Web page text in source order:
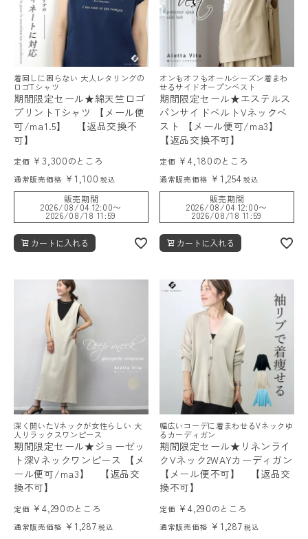
着回しに困らない 大人レタリングの
ロゴTシャツ
期間限定セール★綿天竺ロゴ
プリントTシャツ 【メール便
可/ma1.5】 【返品交換不
可】
定価 ¥3,300のところ
通常販売価格 ¥ 1,100 税込
販売期間
2026/08/04 12:00〜
2026/08/18 11:59
カートに入れる
オンもオフもオールシーズン着まわ
せるサイドオープンベスト
期間限定セール★エステルス
パンサイドベルトVネックベ
スト 【メール便可/ma3】
【返品交換不可】
定価 ¥4,180のところ
通常販売価格 ¥ 1,254 税込
販売期間
2026/08/04 12:00〜
2026/08/18 11:59
カートに入れる
深く開いたVネックが女性らしい 大
人リラックスワンピース
期間限定セール★ジョーゼッ
ト深Vネックワンピース 【メ
ール便可/ma3】 【返品交
換不可】
定価 ¥4,290のところ
通常販売価格 ¥ 1,287 税込
幅広いコーデに着まわせるVネックゆ
るカーディガン
期間限定セール★リネンライ
クVネック2WAYカーディガン
【メール便不可】 【返品交
換不可】
定価 ¥4,290のところ
通常販売価格 ¥ 1,287 税込